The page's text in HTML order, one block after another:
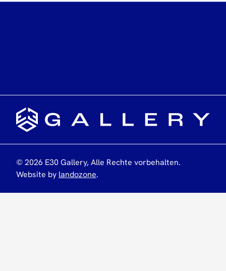
©2026 E30 Gallery,Alle Rechte vorbehalten.
Website by landozone.